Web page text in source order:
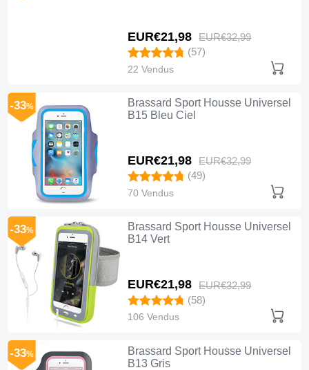
EUR€21,98 EUR€32,99
(57)
22 Vendus
Brassard Sport Housse Universel
B15 Bleu Ciel
EUR€21,98 EUR€32,99
-33%
(49)
70 Vendus
Brassard Sport Housse Universel
B14 Vert
EUR€21,98 EUR€32,99
-33%
(58)
106 Vendus
Brassard Sport Housse Universel
B13 Gris
-33%